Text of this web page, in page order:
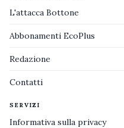
L'attacca Bottone
Abbonamenti EcoPlus
Redazione
Contatti
SERVIZI
Informativa sulla privacy